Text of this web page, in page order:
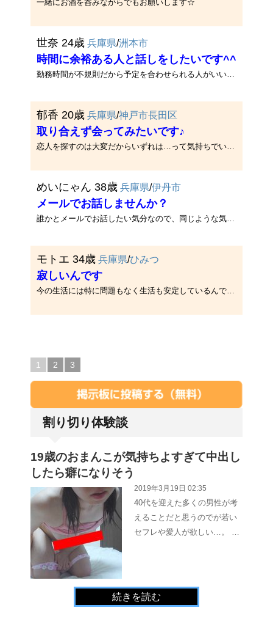
一緒にお酒を呑みながらでもお願いします☆
世奈 24歳 兵庫県/洲本市
時間に余裕ある人と話しをしたいです^^
勤務時間が不規則だから予定を合わせられる人がいいです^^
郁香 20歳 兵庫県/神戸市長田区
取り合えず会ってみたいです♪
恋人を探すのは大変だからいずれは…って気持ちでいます☆
めいにゃん 38歳 兵庫県/伊丹市
メールでお話しませんか？
誰かとメールでお話したい気分なので、同じような気分の人メールくださいね！メールで盛り上がったら電話もいいかもね！メール･･･
モトエ 34歳 兵庫県/ひみつ
寂しいんです
今の生活には特に問題もなく生活も安定しているんですが、旦那との間は同居人の様になっていて、トキメクような時間が全く無い･･･
1 2 3
割り切り体験談
19歳のおまんこが気持ちよすぎて中出し
したら癖になりそう
2019年3月19日 02:35
40代を迎えた多くの男性が考
えることだと思うのでが若い
セフレや愛人が欲しい…。 …
続きを読む